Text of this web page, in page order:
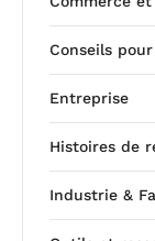
Conseils
Entreprise
Histoires de
Industrie &